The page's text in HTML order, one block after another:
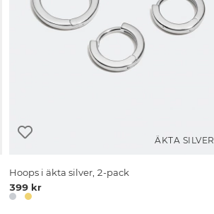
ÄKTA SILVER
Hoops i äkta silver, 2-pack
399 kr